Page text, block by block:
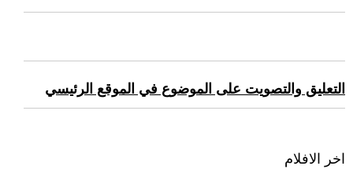
التعليق والتصويت على الموضوع في الموقع الرئيسي
اخر الافلام